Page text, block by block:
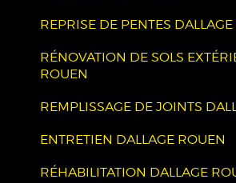
REPRISE DE PENTES
RÉNOVATION DE SOLS
ROUEN
REMPLISSAGE DE JOINTS
ENTRETIEN DALLAGE ROUEN
RÉHABILITATION DALLAGE